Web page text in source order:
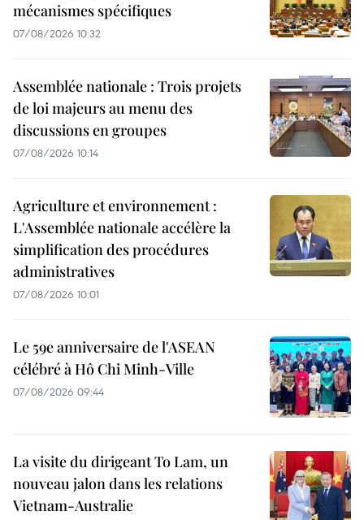
mécanismes spécifiques
07/08/2026 10:32
Assemblée nationale : Trois projets
de loi majeurs au menu des
discussions en groupes
07/08/2026 10:14
Agriculture et environnement :
L'Assemblée nationale accélère la
simplification des procédures
administratives
07/08/2026 10:01
Le 59e anniversaire de l'ASEAN
célébré à Hô Chi Minh-Ville
07/08/2026 09:44
La visite du dirigeant To Lam, un
nouveau jalon dans les relations
Vietnam-Australie